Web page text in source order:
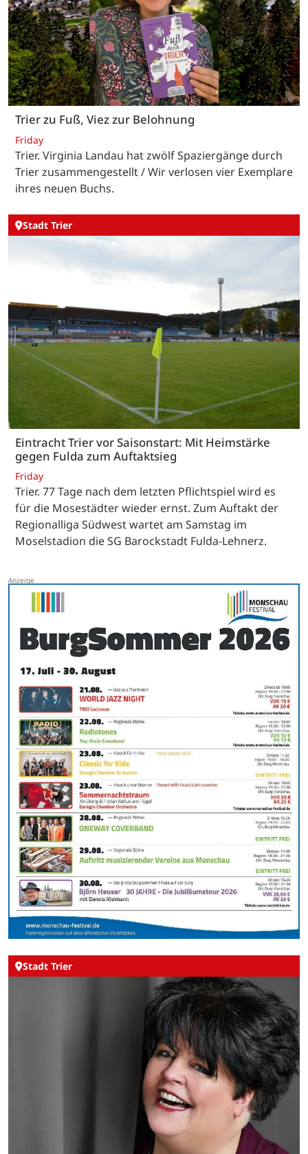
Trier zu Fuß, Viez zur Belohnung
Friday
Trier. Virginia Landau hat zwölf Spaziergänge durch
Trier zusammengestellt / Wir verlosen vier Exemplare
ihres neuen Buchs.
Stadt Trier
Eintracht Trier vor Saisonstart: Mit Heimstärke
gegen Fulda zum Auftaktsieg
Friday
Trier. 77 Tage nach dem letzten Pflichtspiel wird es
für die Mosestädter wieder ernst. Zum Auftakt der
Regionalliga Südwest wartet am Samstag im
Moselstadion die SG Barockstadt Fulda-Lehnerz.
Stadt Trier